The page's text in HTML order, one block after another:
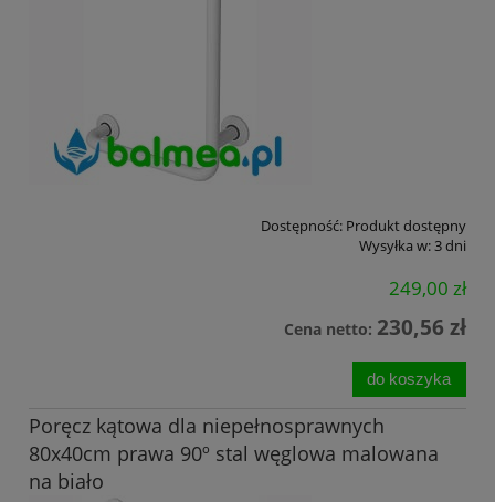
Dostępność: Produkt dostępny
Wysyłka w:3 dni
249,00 zł
Cena netto: 230,56 zł
do koszyka
Poręcz kątowa dla niepełnosprawnych
80x40cm prawa 90º stal węglowa malowana
na biało